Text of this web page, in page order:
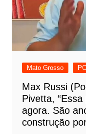
Mato Grosso
Max Russi
Pivetta,
agora. São
construção